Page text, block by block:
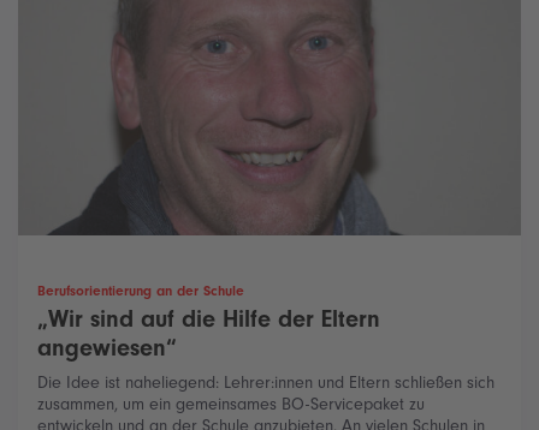
Berufsorientierung an der Schule
„Wir sind auf die Hilfe der Eltern
angewiesen“
Die Idee ist naheliegend: Lehrer:innen und Eltern schließen sich
zusammen, um ein gemeinsames BO-Servicepaket zu